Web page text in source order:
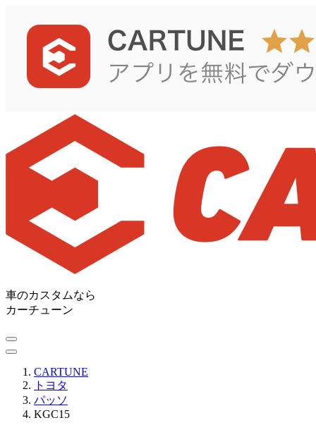
車のカスタムなら
カーチューン
CARTUNE
トヨタ
パッソ
KGC15